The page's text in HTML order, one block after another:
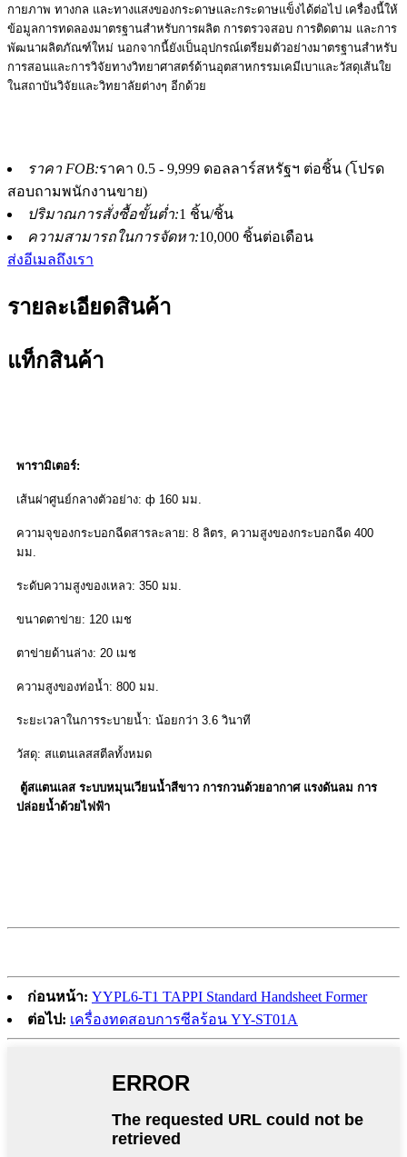
กายภาพ ทางกล และทางแสงของกระดาษและกระดาษแข็งได้ต่อไป เครื่องนี้ให้
ข้อมูลการทดลองมาตรฐานสำหรับการผลิต การตรวจสอบ การติดตาม และการ
พัฒนาผลิตภัณฑ์ใหม่ นอกจากนี้ยังเป็นอุปกรณ์เตรียมตัวอย่างมาตรฐานสำหรับ
การสอนและการวิจัยทางวิทยาศาสตร์ด้านอุตสาหกรรมเคมีเบาและวัสดุเส้นใย
ในสถาบันวิจัยและวิทยาลัยต่างๆ อีกด้วย
ราคา FOB:ราคา 0.5 - 9,999 ดอลลาร์สหรัฐฯ ต่อชิ้น (โปรด
สอบถามพนักงานขาย)
ปริมาณการสั่งซื้อขั้นต่ำ:1 ชิ้น/ชิ้น
ความสามารถในการจัดหา:10,000 ชิ้นต่อเดือน
ส่งอีเมลถึงเรา
รายละเอียดสินค้า
แท็กสินค้า
พารามิเตอร์:
เส้นผ่าศูนย์กลางตัวอย่าง: ф 160 มม.
ความจุของกระบอกฉีดสารละลาย: 8 ลิตร, ความสูงของกระบอกฉีด 400
มม.
ระดับความสูงของเหลว: 350 มม.
ขนาดตาข่าย: 120 เมช
ตาข่ายด้านล่าง: 20 เมช
ความสูงของท่อน้ำ: 800 มม.
ระยะเวลาในการระบายน้ำ: น้อยกว่า 3.6 วินาที
วัสดุ: สแตนเลสสตีลทั้งหมด
ตู้สแตนเลส ระบบหมุนเวียนน้ำสีขาว การกวนด้วยอากาศ แรงดันลม การ
ปล่อยน้ำด้วยไฟฟ้า
ก่อนหน้า: YYPL6-T1 TAPPI Standard Handsheet Former
ต่อไป: เครื่องทดสอบการซีลร้อน YY-ST01A